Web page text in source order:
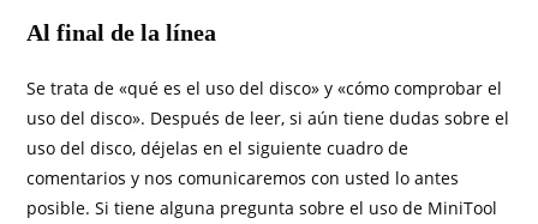
Al final de la línea
Se trata de «qué es el uso del disco» y «cómo comprobar el
uso del disco». Después de leer, si aún tiene dudas sobre el
uso del disco, déjelas en el siguiente cuadro de
comentarios y nos comunicaremos con usted lo antes
posible. Si tiene alguna pregunta sobre el uso de MiniTool